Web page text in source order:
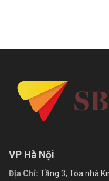
VP Hà Nội
Địa Chỉ: Tầng 3, Tòa nhà